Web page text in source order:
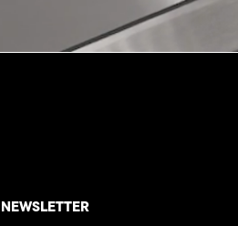
NEWSLETTER